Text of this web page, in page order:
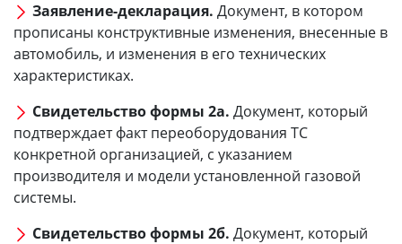
Заявление-декларация. Документ, в котором
прописаны конструктивные изменения, внесенные в
автомобиль, и изменения в его технических
характеристиках.
Свидетельство формы 2а. Документ, который
подтверждает факт переоборудования ТС
конкретной организацией, с указанием
производителя и модели установленной газовой
системы.
Свидетельство формы 2б. Документ, который